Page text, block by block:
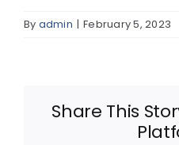
By admin | February 5, 2023
Share This